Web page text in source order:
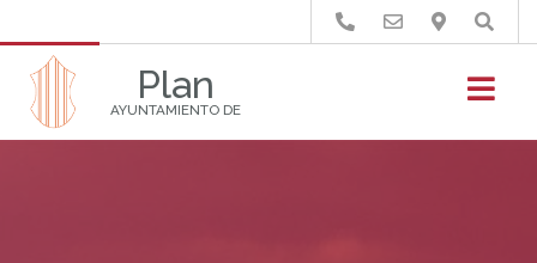
Plan
AYUNTAMIENTO DE
Buscar